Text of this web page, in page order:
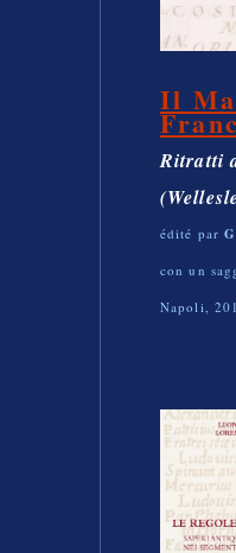
Il
Ritratti
édité par
con un
Napoli,